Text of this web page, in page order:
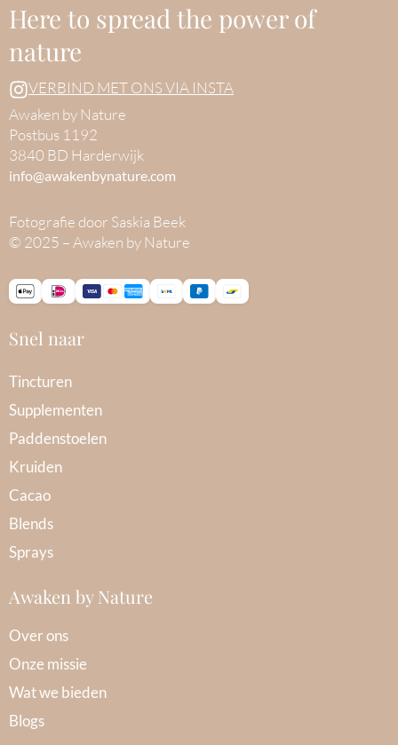
Here to spread the power of
nature
VERBIND MET ONS VIA INSTA
Awaken by Nature
Postbus 1192
3840 BD Harderwijk
info@awakenbynature.com
Fotografie door Saskia Beek
© 2025 – Awaken by Nature
Snel naar
Tincturen
Supplementen
Paddenstoelen
Kruiden
Cacao
Blends
Sprays
Awaken by Nature
Over ons
Onze missie
Wat we bieden
Blogs